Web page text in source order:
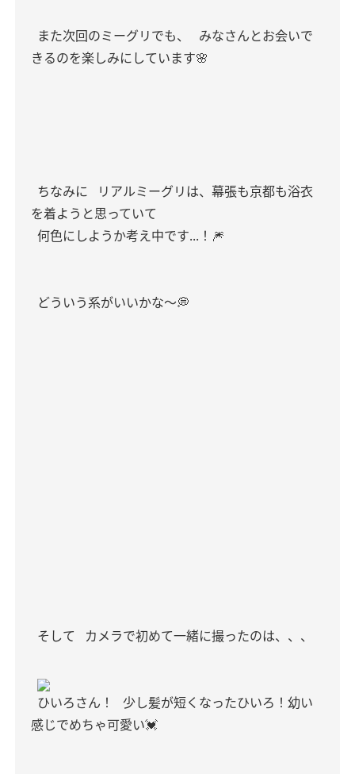
また次回のミーグリでも、
みなさんとお会いで
きるのを楽しみにしています🌸
ちなみに
リアルミーグリは、幕張も京都も浴衣
を着ようと思っていて
何色にしようか考え中です...！🎆
どういう系がいいかな〜💭
そして カメラで初めて一緒に撮ったのは、、、
ひいろさん！
少し髪が短くなったひいろ！幼い
感じでめちゃ可愛い💓